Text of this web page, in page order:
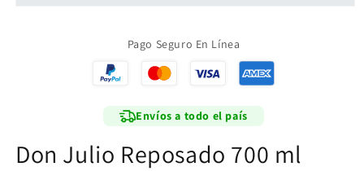
Pago Seguro En Línea
Envíos a todo el país
Don Julio Reposado 700 ml